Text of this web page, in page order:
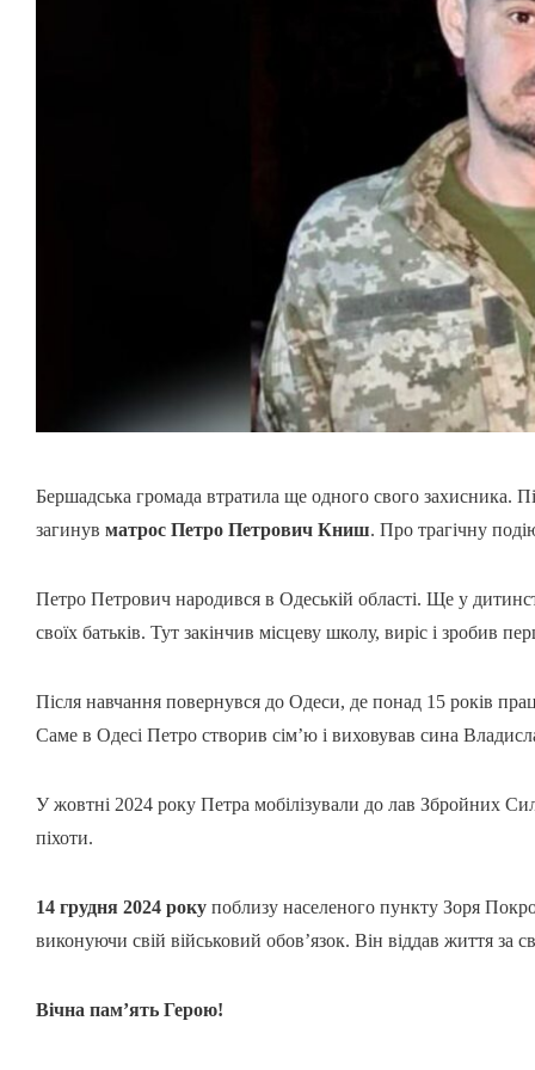
Бершадська громада втратила ще одного свого захисника.
загинув матрос Петро Петрович Книш. Про трагічну
Петро Петрович народився в Одеській області. Ще у
своїх батьків. Тут закінчив місцеву школу, виріс і зробив
Після навчання повернувся до Одеси, де понад 15 років
Саме в Одесі Петро створив сім’ю і виховував сина
У жовтні 2024 року Петра мобілізували до лав Збройних
піхоти.
14 грудня 2024 року поблизу населеного пункту Зоря
виконуючи свій військовий обов’язок. Він віддав життя за
Вічна пам’ять Герою!